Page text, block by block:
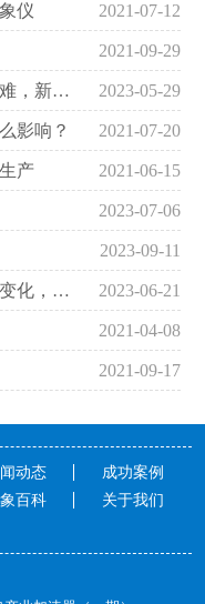
仪 2021-07-12
2021-09-29
便携式气象站安装难吗？一点都不难，新手都学会！ 2023-05-29
影响？ 2021-07-20
产 2021-06-15
2023-07-06
2023-09-11
便携式气象站解决方案：掌握天气变化，随身可带的智能助手 2023-06-21
2021-04-08
2021-09-17
动态
成功案例
百科
关于我们